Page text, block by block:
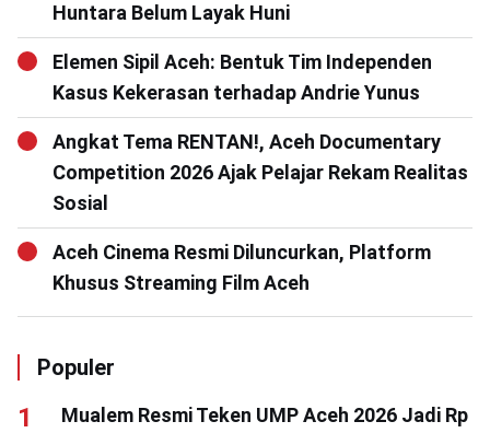
Huntara Belum Layak Huni
Elemen Sipil Aceh: Bentuk Tim Independen
Kasus Kekerasan terhadap Andrie Yunus
Angkat Tema RENTAN!, Aceh Documentary
Competition 2026 Ajak Pelajar Rekam Realitas
Sosial
Aceh Cinema Resmi Diluncurkan, Platform
Khusus Streaming Film Aceh
Populer
Mualem Resmi Teken UMP Aceh 2026 Jadi Rp